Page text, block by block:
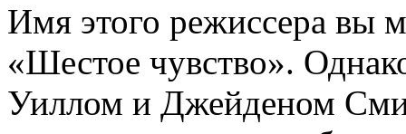
Имя этого режиссера вы
«Шестое чувство».
Уиллом и Джейденом